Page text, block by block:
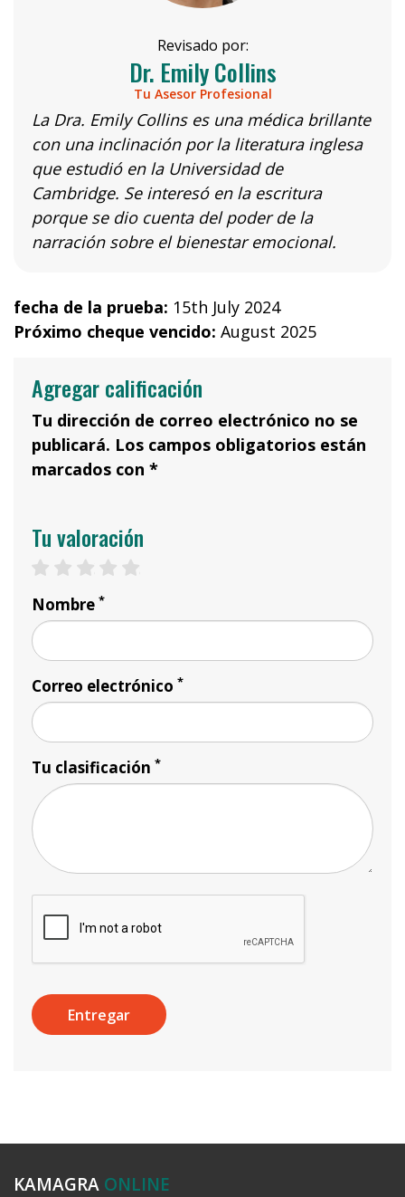
Revisado por:
Dr. Emily Collins
Tu Asesor Profesional
La Dra. Emily Collins es una médica brillante
con una inclinación por la literatura inglesa
que estudió en la Universidad de
Cambridge. Se interesó en la escritura
porque se dio cuenta del poder de la
narración sobre el bienestar emocional.
fecha de la prueba: 15th July 2024
Próximo cheque vencido: August 2025
Agregar calificación
Tu dirección de correo electrónico no se
publicará. Los campos obligatorios están
marcados con *
Tu valoración
4 stars
3 stars
2 stars
1 star
Nombre *
Correo electrónico *
Tu clasificación *
KAMAGRA ONLINE